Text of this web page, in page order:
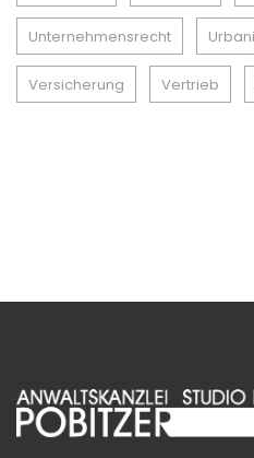
Unternehmensrecht
Versicherung Vertrieb